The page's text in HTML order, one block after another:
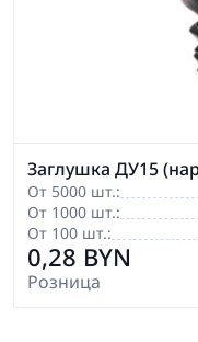
Заглушка ДУ15
От 5000 шт.:
От 1000 шт.:
От 100 шт.:
0,28 BYN
Розница